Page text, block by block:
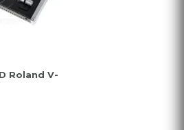
Roland V-